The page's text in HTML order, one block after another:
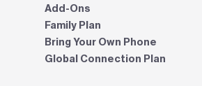
Add-Ons
Family Plan
Bring Your Own Phone
Global Connection Plan